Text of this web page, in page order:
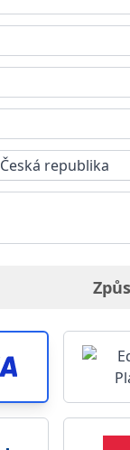
Česká republika